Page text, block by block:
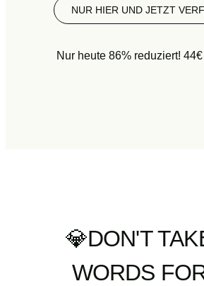
NUR HIER UND JETZT
Nur heute 86% reduziert!
💎DON'T
WORDS